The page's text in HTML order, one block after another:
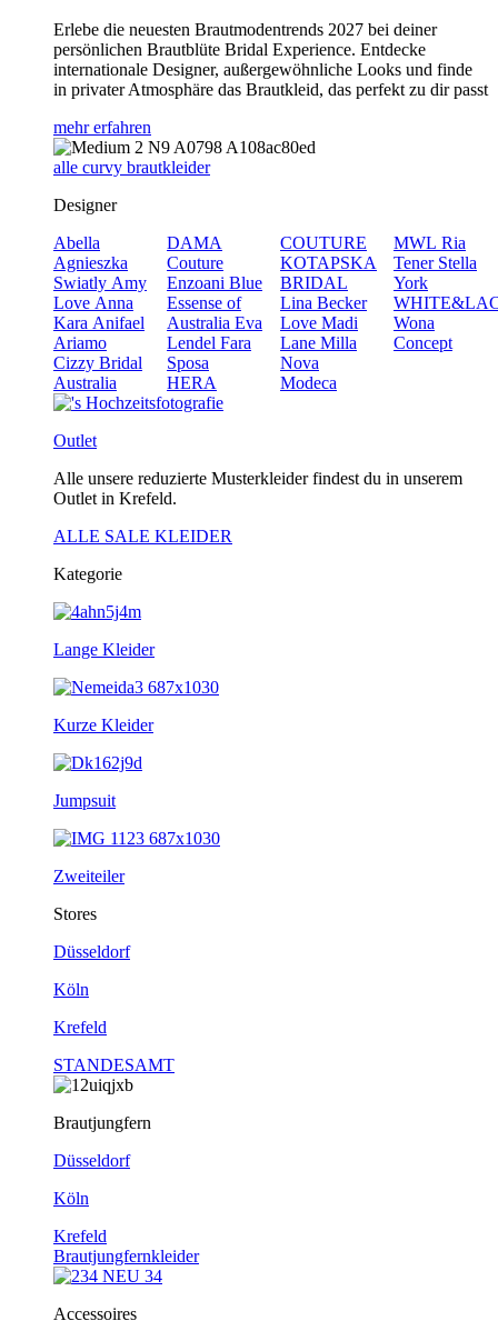
Erlebe die neuesten Brautmodentrends 2027 bei deiner
persönlichen Brautblüte Bridal Experience. Entdecke
internationale Designer, außergewöhnliche Looks und finde
in privater Atmosphäre das Brautkleid, das perfekt zu dir passt
mehr erfahren
alle curvy brautkleider
Designer
Abella
Agnieszka
Swiatly Amy
Love Anna
Kara Anifael
Ariamo
Cizzy Bridal
Australia
DAMA
Couture
Enzoani Blue
Essense of
Australia Eva
Lendel Fara
Sposa
HERA
COUTURE
KOTAPSKA
BRIDAL
Lina Becker
Love Madi
Lane Milla
Nova
Modeca
MWL Ria
Tener Stella
York
Wona
Concept
Outlet
Alle unsere reduzierte Musterkleider findest du in unserem
Outlet in Krefeld.
ALLE SALE KLEIDER
Kategorie
Lange Kleider
Kurze Kleider
Jumpsuit
Zweiteiler
Stores
Düsseldorf
Köln
Krefeld
STANDESAMT
Brautjungfern
Düsseldorf
Köln
Krefeld
Brautjungfernkleider
Accessoires